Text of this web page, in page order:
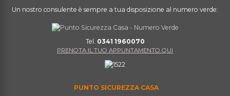
Un nostro consulente è sempre a tua disposizione al numero verde:
Tel. 0341 1960070
PRENOTA IL TUO APPUNTAMENTO QUI
PUNTO SICUREZZA CASA